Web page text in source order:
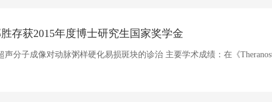
存获2015年度博士研究生国家奖学金
分子成像对动脉粥样硬化易损斑块的诊治 主要学术成绩：在《